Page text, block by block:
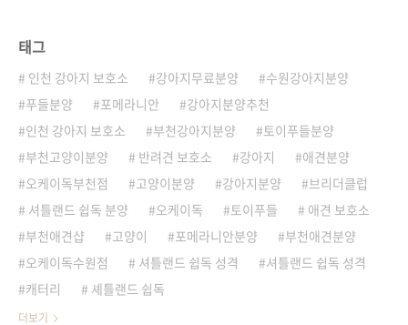
태그
인천 강아지 보호소 강아지무료분양
수원강아지분양
푸들분양
포메라니안
강아지분양추천
인천 강아지 보호소
부천강아지분양
토이푸들분양
부천고양이분양
반려견 보호소 강아지
애견분양
오케이독부천점
고양이분양 강아지분양
브리더클럽
셔틀랜드 쉽독 분양
오케이독 토이푸들
애견 보호소
부천애견샵
고양이 포메라니안분양
부천애견분양
오케이독수원점
셔틀랜드 쉽독 성격
셔틀랜드 쉽독 성격
캐터리
셰틀랜드 쉽독
더보기